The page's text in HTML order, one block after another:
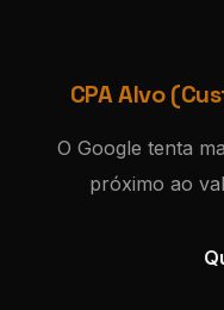
CPA Alvo
O Google tenta
próximo ao